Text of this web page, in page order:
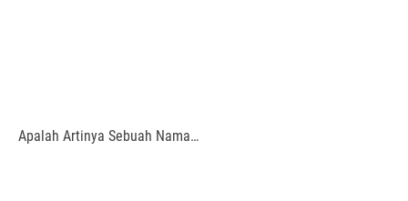
Apalah Artinya Sebuah Nama…